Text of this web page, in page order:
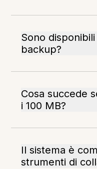
Sono
backup?
Cosa succede
i 100 MB?
Il sistema è
strumenti di